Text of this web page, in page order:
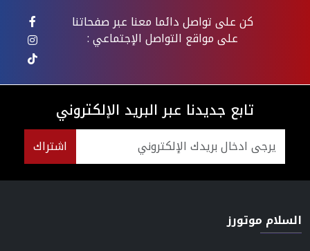
كن على تواصل دائما معنا عبر صفحاتنا
على مواقع التواصل الإجتماعي :
تابع جديدنا عبر البريد الإلكتروني
اشتراك
السلام موتورز